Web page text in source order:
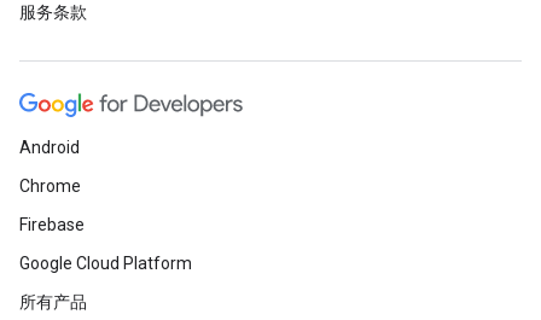
服务条款
Android
Chrome
Firebase
Google Cloud Platform
所有产品